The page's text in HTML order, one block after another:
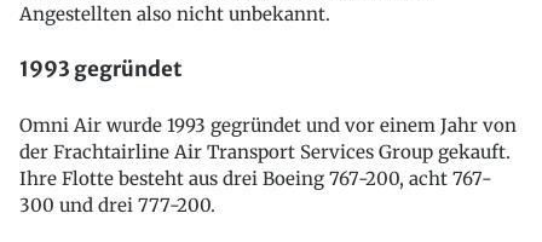
Angestellten also nicht unbekannt.
1993 gegründet
Omni Air wurde 1993 gegründet und vor einem Jahr von
der Frachtairline Air Transport Services Group gekauft.
Ihre Flotte besteht aus drei Boeing 767-200, acht 767-
300 und drei 777-200.